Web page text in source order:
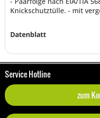
Knickschutztülle. - mit
Datenblatt
Service Hotline
zum